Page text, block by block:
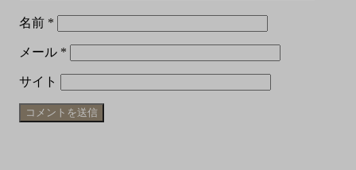
名前 *
メール *
サイト